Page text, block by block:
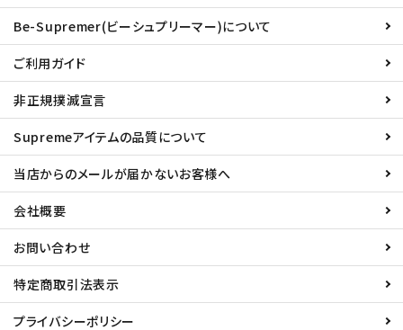
Be-Supremer(ビーシュプリーマー)について
ご利用ガイド
非正規撲滅宣言
Supremeアイテムの品質について
当店からのメールが届かないお客様へ
会社概要
お問い合わせ
特定商取引法表示
プライバシーポリシー